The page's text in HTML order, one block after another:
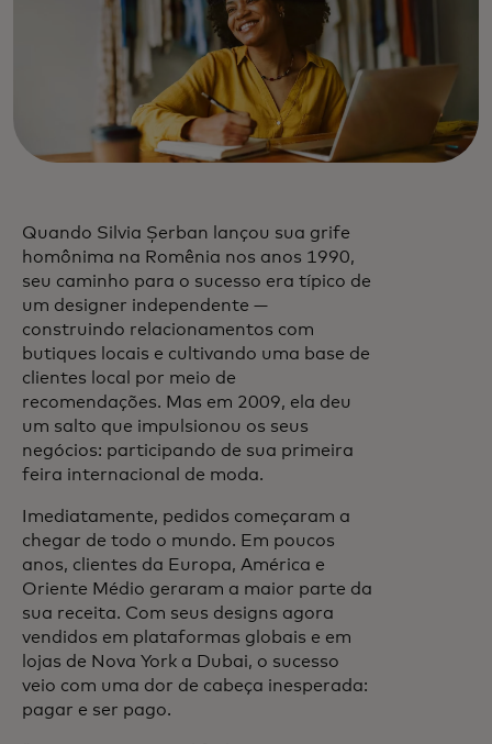
Quando Silvia Șerban lançou sua grife
homônima na Romênia nos anos 1990,
seu caminho para o sucesso era típico de
um designer independente —
construindo relacionamentos com
butiques locais e cultivando uma base de
clientes local por meio de
recomendações. Mas em 2009, ela deu
um salto que impulsionou os seus
negócios: participando de sua primeira
feira internacional de moda.
Imediatamente, pedidos começaram a
chegar de todo o mundo. Em poucos
anos, clientes da Europa, América e
Oriente Médio geraram a maior parte da
sua receita. Com seus designs agora
vendidos em plataformas globais e em
lojas de Nova York a Dubai, o sucesso
veio com uma dor de cabeça inesperada:
pagar e ser pago.